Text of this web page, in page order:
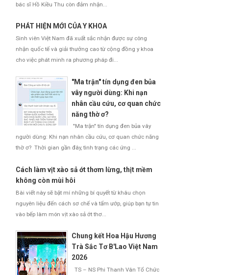
bác sĩ Hồ Kiều Thu còn đảm nhận...
PHÁT HIỆN MỚI CỦA Y KHOA
Sinh viên Việt Nam đã xuất sắc nhận được sự công
nhận quốc tế và giải thưởng cao từ cộng đồng y khoa
cho việc phát minh ra phương pháp đi...
"Ma trận" tín dụng đen bủa
vây người dùng: Khi nạn
nhân cầu cứu, cơ quan chức
năng thờ ơ?
"Ma trận" tín dụng đen bủa vây
người dùng: Khi nạn nhân cầu cứu, cơ quan chức năng
thờ ơ? Thời gian gần đây, tình trạng các ứng ...
Cách làm vịt xào sả ớt thơm lừng, thịt mềm
không còn mùi hôi
Bài viết này sẽ bật mí những bí quyết từ khâu chọn
nguyên liệu đến cách sơ chế và tẩm ướp, giúp bạn tự tin
vào bếp làm món vịt xào sả ớt thơ...
Chung kết Hoa Hậu Hương
Trà Sắc Tơ B'Lao Việt Nam
2026
TS – NS Phi Thanh Vân Tổ Chức